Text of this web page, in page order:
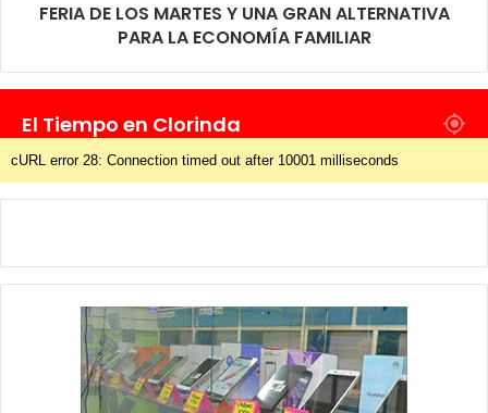
FERIA DE LOS MARTES Y UNA GRAN ALTERNATIVA
PARA LA ECONOMÍA FAMILIAR
El Tiempo en Clorinda
cURL error 28: Connection timed out after 10001 milliseconds